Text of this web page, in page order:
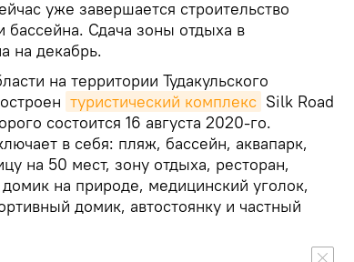
уже завершается строительство
бассейна. Сдача зоны отдыха в
на декабрь.
на территории Тудакульского
туристический комплекс Silk Road
состоится 16 августа 2020-го.
в себя: пляж, бассейн, аквапарк,
на 50 мест, зону отдыха, ресторан,
на природе, медицинский уголок,
домик, автостоянку и частный